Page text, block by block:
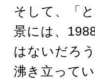
そして、「
景には、
はないだろ
沸き立って